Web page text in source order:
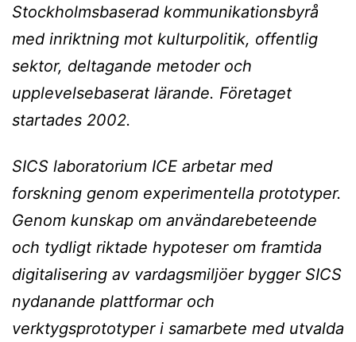
Stockholmsbaserad kommunikationsbyrå
med inriktning mot kulturpolitik, offentlig
sektor, deltagande metoder och
upplevelsebaserat lärande. Företaget
startades 2002.
SICS laboratorium ICE arbetar med
forskning genom experimentella prototyper.
Genom kunskap om användarebeteende
och tydligt riktade hypoteser om framtida
digitalisering av vardagsmiljöer bygger SICS
nydanande plattformar och
verktygsprototyper i samarbete med utvalda